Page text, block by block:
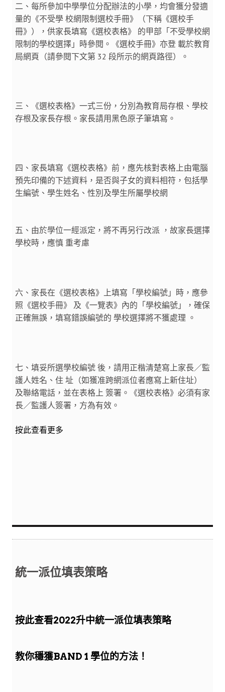
二、每所參加中學學位分配辦法的小學，均會獲分發適
量的《不受學 校網限制選校手冊》（下稱《選校手
冊》），供家長填寫《選校表格》 的甲部「不受學校網
限制的學校選擇」時參閱。《選校手冊》亦登 載於教育
局網頁（請參閱下文第 32 段所示的網頁路徑）。
三、《選校表格》一式三份，分別為教育局存根、學校
存根及家長存根。家長請用黑色原子筆填寫。
四、家長填寫《選校表格》前，應先核對表格上由電腦
預先印備的下述資料，是否與子女的資料相符，包括學
生編號、學生姓名、性別及學生所屬學校網
五、由於學位一經派定，將不再另行改派 ，故家長選擇
學校時，應慎 重考慮
六、家長在《選校表格》上填寫「學校編號」時，應參
照《選校手冊》 及《一覽表》內的「學校編號」，確保
正確無誤，填寫錯誤編號的 學校選擇將不獲處理 。
七、填妥所選學校編號 後，請用正楷清楚寫上家長／監
護人姓名、住 址（如獲准跨網派位者應寫上新住址）
及聯絡電話，並在表格上 簽署。《選校表格》必須有家
長／監護人簽署，方為有效。
按此查看更多
統一派位填表策略
按此查看2022升中統一派位填表策略
教你穩獲BAND 1 學位的方法！